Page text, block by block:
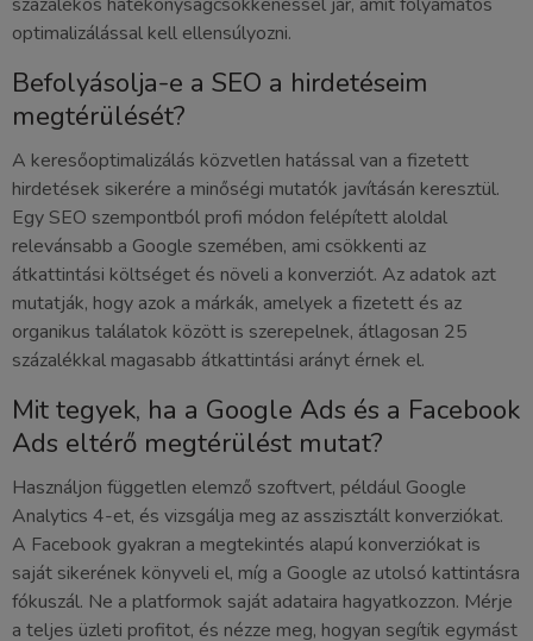
optimalizálással kell ellensúlyozni.
Befolyásolja-e a SEO a hirdetéseim
megtérülését?
A keresőoptimalizálás közvetlen hatással van a fizetett
hirdetések sikerére a minőségi mutatók javításán keresztül.
Egy SEO szempontból profi módon felépített aloldal
relevánsabb a Google szemében, ami csökkenti az
átkattintási költséget és növeli a konverziót. Az adatok azt
mutatják, hogy azok a márkák, amelyek a fizetett és az
organikus találatok között is szerepelnek, átlagosan 25
százalékkal magasabb átkattintási arányt érnek el.
Mit tegyek, ha a Google Ads és a Facebook
Ads eltérő megtérülést mutat?
Használjon független elemző szoftvert, például Google
Analytics 4-et, és vizsgálja meg az asszisztált konverziókat.
A Facebook gyakran a megtekintés alapú konverziókat is
saját sikerének könyveli el, míg a Google az utolsó kattintásra
fókuszál. Ne a platformok saját adataira hagyatkozzon. Mérje
a teljes üzleti profitot, és nézze meg, hogyan segítik egymást